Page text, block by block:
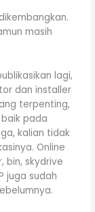
masih
lagi,
dan installer
terpenting,
pada
kalian tidak
Online
bin, skydrive
juga sudah